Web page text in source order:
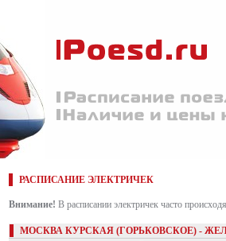
РАСПИСАНИЕ ЭЛЕКТРИЧЕК
Внимание! В расписании электричек часто
МОСКВА КУРСКАЯ (ГОРЬКОВСКОЕ) -